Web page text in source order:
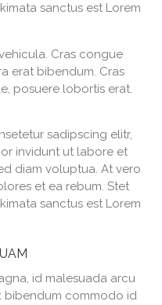
sanctus est Lorem
Cras congue
erat bibendum. Cras
posuere lobortis erat.
sadipscing elitr,
invidunt ut labore et
diam voluptua. At vero
et ea rebum. Stet
sanctus est Lorem
id malesuada arcu
bibendum commodo id